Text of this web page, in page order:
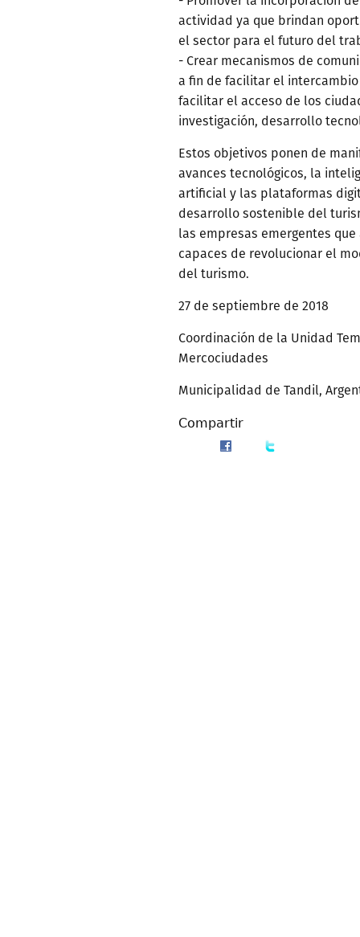
actividad ya que brindan
el sector para el futuro del
- Crear mecanismos de
a fin de facilitar el
facilitar el acceso de los
investigación, desarrollo
Estos objetivos ponen de
avances tecnológicos, la
artificial y las plataformas
desarrollo sostenible del
las empresas emergentes
capaces de revolucionar el
del turismo.
27 de septiembre de 2018
Coordinación de la Unidad
Mercociudades
Municipalidad de Tandil,
Compartir